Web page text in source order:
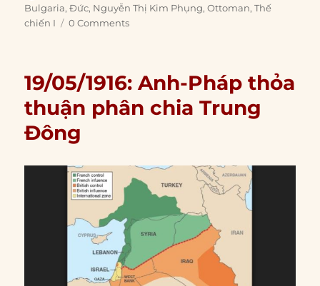
on
Bulgaria,Đức, Nguyễn Thị Kim Phụng,Ottoman,Thế
chiến I
0 Comments
19/05/1916: Anh-Pháp thỏa
thuận phân chia Trung
Đông